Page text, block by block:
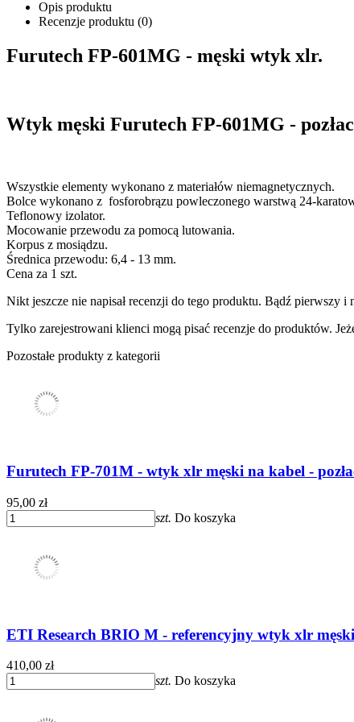
Opis produktu
Recenzje produktu (0)
Furutech FP-601MG - męski wtyk xlr.
Wtyk męski Furutech FP-601MG -
Wszystkie elementy wykonano z materiałów niemagnetycznych.
Bolce wykonano z fosforobrązu powleczonego warstwą 24-
Teflonowy izolator.
Mocowanie przewodu za pomocą lutowania.
Korpus z mosiądzu.
Średnica przewodu: 6,4 - 13 mm.
Cena za 1 szt.
Nikt jeszcze nie napisał recenzji do tego produktu. Bądź pierwszy i
Tylko zarejestrowani klienci mogą pisać recenzje do produktów.
Pozostałe produkty z kategorii
Furutech FP-701M - wtyk xlr męski na kabel -
95,00 zł
szt. Do koszyka
ETI Research BRIO M - referencyjny wtyk xlr
410,00 zł
szt. Do koszyka